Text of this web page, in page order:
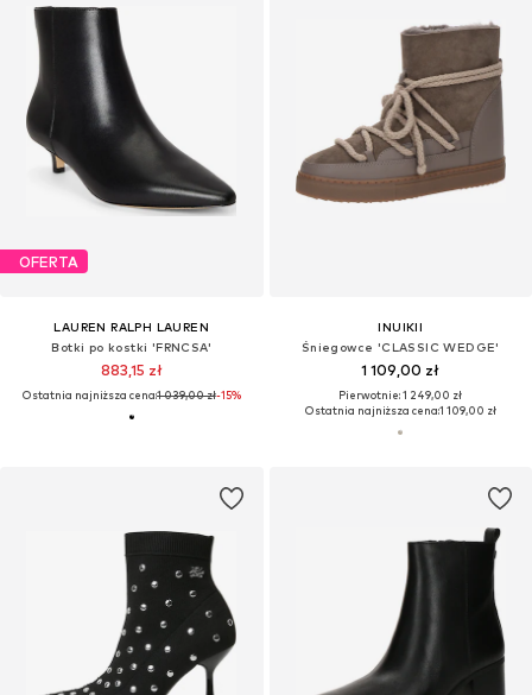
OFERTA
LAUREN RALPH LAUREN
Botki po kostki 'FRNCSA'
883,15 zł
Ostatnia najniższa cena:1 039,00 zł-15%
INUIKII
Śniegowce 'CLASSIC WEDGE'
1 109,00 zł
Pierwotnie: 1 249,00 zł
Ostatnia najniższa cena:1 109,00 zł